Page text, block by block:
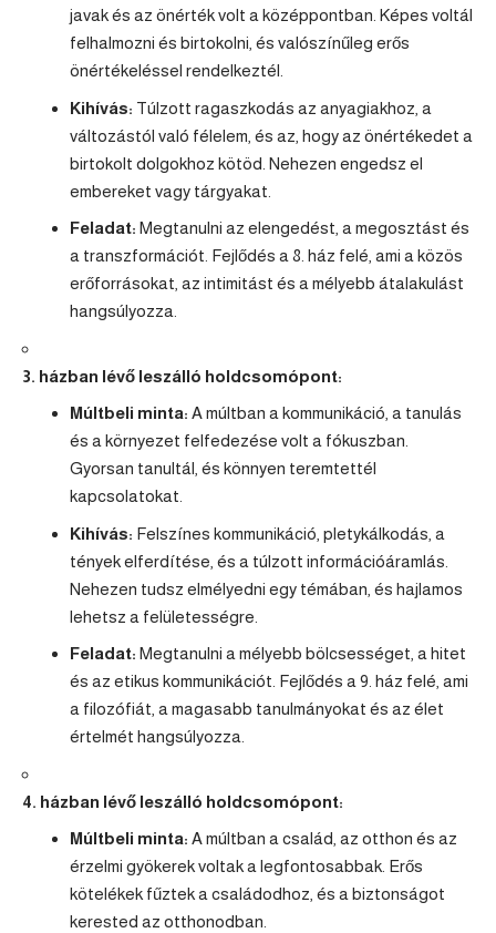
javak és az önérték volt a középpontban. Képes voltál
felhalmozni és birtokolni, és valószínűleg erős
önértékeléssel rendelkeztél.
Kihívás: Túlzott ragaszkodás az anyagiakhoz, a
változástól való félelem, és az, hogy az önértékedet a
birtokolt dolgokhoz kötöd. Nehezen engedsz el
embereket vagy tárgyakat.
Feladat: Megtanulni az elengedést, a megosztást és
a transzformációt. Fejlődés a 8. ház felé, ami a közös
erőforrásokat, az intimitást és a mélyebb átalakulást
hangsúlyozza.
3. házban lévő leszálló holdcsomópont:
Múltbeli minta: A múltban a kommunikáció, a tanulás
és a környezet felfedezése volt a fókuszban.
Gyorsan tanultál, és könnyen teremtettél
kapcsolatokat.
Kihívás: Felszínes kommunikáció, pletykálkodás, a
tények elferdítése, és a túlzott információáramlás.
Nehezen tudsz elmélyedni egy témában, és hajlamos
lehetsz a felületességre.
Feladat: Megtanulni a mélyebb bölcsességet, a hitet
és az etikus kommunikációt. Fejlődés a 9. ház felé, ami
a filozófiát, a magasabb tanulmányokat és az élet
értelmét hangsúlyozza.
4. házban lévő leszálló holdcsomópont:
Múltbeli minta: A múltban a család, az otthon és az
érzelmi gyökerek voltak a legfontosabbak. Erős
kötelékek fűztek a családodhoz, és a biztonságot
kerested az otthonodban.